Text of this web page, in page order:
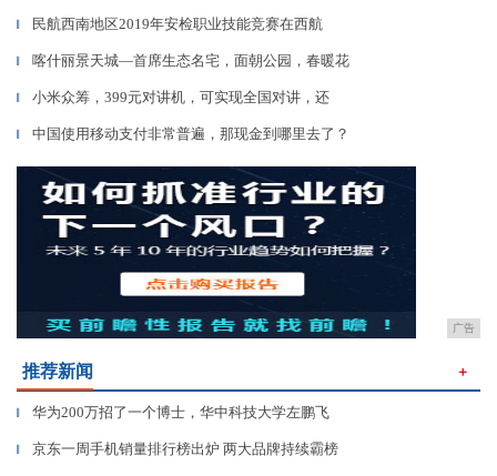
▎ 民航西南地区2019年安检职业技能竞赛在西航
▎ 喀什丽景天城—首席生态名宅，面朝公园，春暖花
▎ 小米众筹，399元对讲机，可实现全国对讲，还
▎ 中国使用移动支付非常普遍，那现金到哪里去了？
广告
推荐新闻 ＋
▎ 华为200万招了一个博士，华中科技大学左鹏飞
▎ 京东一周手机销量排行榜出炉 两大品牌持续霸榜